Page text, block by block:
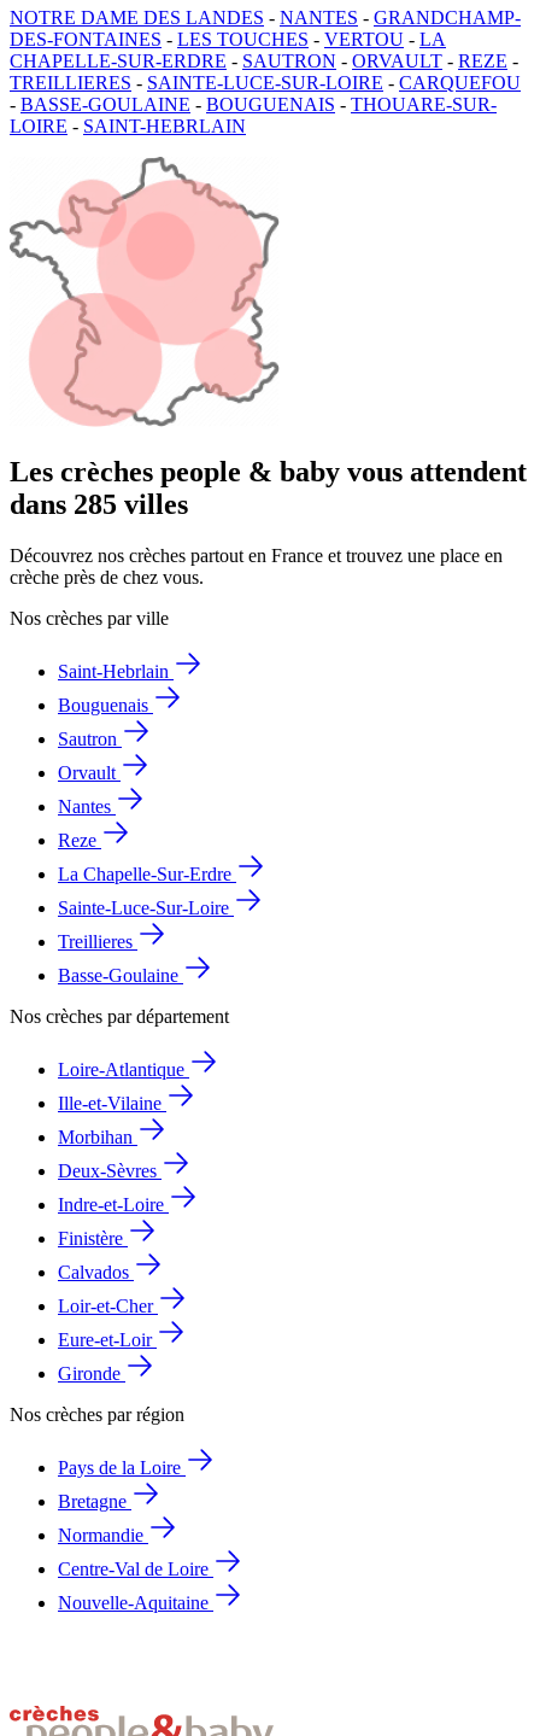
NOTRE DAME DES LANDES - NANTES - GRANDCHAMP-
DES-FONTAINES - LES TOUCHES - VERTOU - LA
CHAPELLE-SUR-ERDRE - SAUTRON - ORVAULT - REZE -
TREILLIERES - SAINTE-LUCE-SUR-LOIRE - CARQUEFOU
- BASSE-GOULAINE - BOUGUENAIS - THOUARE-SUR-
LOIRE - SAINT-HEBRLAIN
Les crèches people & baby vous attendent
dans 285 villes
Découvrez nos crèches partout en France et trouvez une place en
crèche près de chez vous.
Nos crèches par ville
Saint-Hebrlain
Bouguenais
Sautron
Orvault
Nantes
Reze
La Chapelle-Sur-Erdre
Sainte-Luce-Sur-Loire
Treillieres
Basse-Goulaine
Nos crèches par département
Loire-Atlantique
Ille-et-Vilaine
Morbihan
Deux-Sèvres
Indre-et-Loire
Finistère
Calvados
Loir-et-Cher
Eure-et-Loir
Gironde
Nos crèches par région
Pays de la Loire
Bretagne
Normandie
Centre-Val de Loire
Nouvelle-Aquitaine